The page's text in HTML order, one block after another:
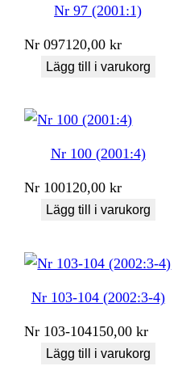
Nr 97 (2001:1)
Nr 097120,00kr
Lägg till i varukorg
Nr 100 (2001:4)
Nr 100120,00kr
Lägg till i varukorg
Nr 103-104 (2002:3-4)
Nr 103-104150,00kr
Lägg till i varukorg